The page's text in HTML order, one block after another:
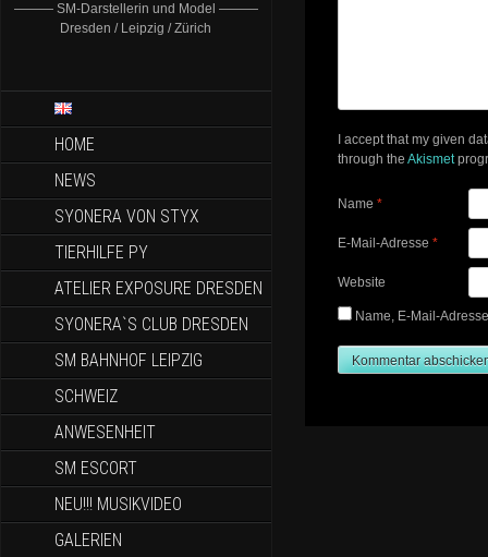
——— SM-Darstellerin und Model ———
Dresden / Leipzig / Zürich
HOME
NEWS
SYONERA VON STYX
TIERHILFE PY
ATELIER EXPOSURE DRESDEN
SYONERA`S CLUB DRESDEN
SM BAHNHOF LEIPZIG
SCHWEIZ
ANWESENHEIT
SM ESCORT
NEU!!! MUSIKVIDEO
GALERIEN
I accept that my given
through the Akismet
Name *
E-Mail-Adresse *
Website
Name, E-Mail-